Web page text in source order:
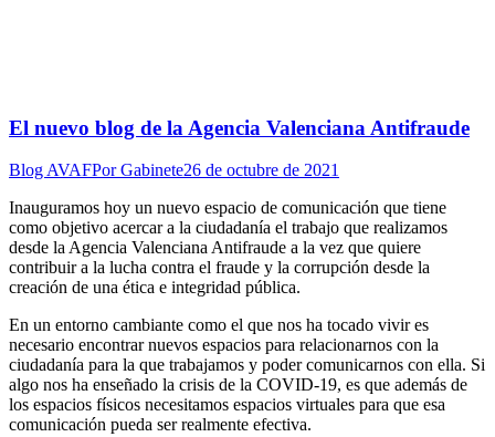
El nuevo blog de la Agencia Valenciana Antifraude
Blog AVAFPorGabinete26 de octubre de 2021
Inauguramos hoy un nuevo espacio de comunicación que tiene
como objetivo acercar a la ciudadanía el trabajo que realizamos
desde la Agencia Valenciana Antifraude a la vez que quiere
contribuir a la lucha contra el fraude y la corrupción desde la
creación de una ética e integridad pública.
En un entorno cambiante como el que nos ha tocado vivir es
necesario encontrar nuevos espacios para relacionarnos con la
ciudadanía para la que trabajamos y poder comunicarnos con ella. Si
algo nos ha enseñado la crisis de la COVID-19, es que además de
los espacios físicos necesitamos espacios virtuales para que esa
comunicación pueda ser realmente efectiva.